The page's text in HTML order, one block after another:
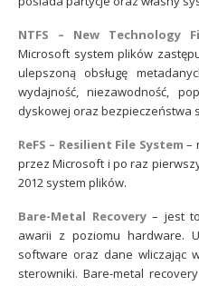
NTFS – New Technology
Microsoft system plików
ulepszoną obsługę
wydajność, niezawodność,
dyskowej oraz bezpieczeństwa
ReFS – Resilient File System –
przez Microsoft i po raz
2012 system plików.
Bare-Metal Recovery– jest to
awarii z poziomu hardware.
software oraz dane wliczając
sterowniki. Bare-metal